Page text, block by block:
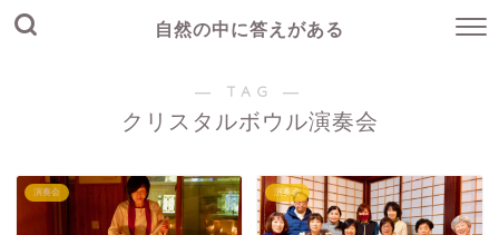
自然の中に答えがある
― TAG ―
クリスタルボウル演奏会
演奏会 演奏会